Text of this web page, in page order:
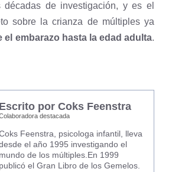
de investigación, y es el
sobre la crianza de múltiples ya
el embarazo hasta la edad adulta.
Escrito por Coks Feenstra
destacada
Feenstra, psicologa infantil, lleva
el año 1995 investigando el
mundo de los múltiples.En 1999
publicó el Gran Libro de los Gemelos.